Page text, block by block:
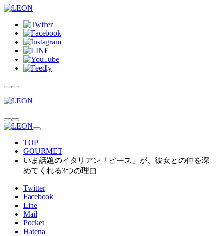
TOP
GOURMET
いま話題のイタリアン「ピース」が、彼女との仲を深
めてくれる3つの理由
Twitter
Facebook
Line
Mail
Pocket
Hatena